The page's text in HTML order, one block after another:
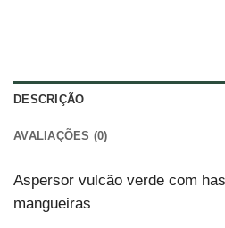
DESCRIÇÃO
AVALIAÇÕES (0)
Aspersor vulcão verde com
mangueiras